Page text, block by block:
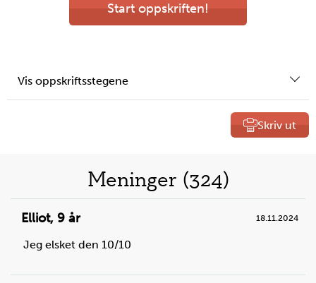
Start oppskriften!
Vis oppskriftsstegene
Skriv ut
over
oppskrifter
Meninger (324)
Elliot, 9 år 18.11.2024
Jeg elsket den 10/10